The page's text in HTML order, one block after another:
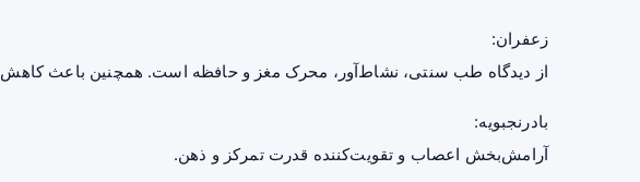
زعفران:
از دیدگاه طب سنتی، نشاط‌آور، محرک مغز و حافظه است. همچنین باعث کاهش
بادرنجبویه:
آرامش‌بخش اعصاب و تقویت‌کننده قدرت تمرکز و ذهن.